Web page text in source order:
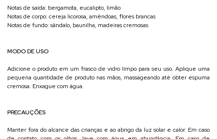
Notas de saída: bergamota, eucalipto, limão
Notas de corpo: cereja licorosa, amêndoas, flores brancas
Notas de fundo: sândalo, baunilha, madeiras cremosas
MODO DE USO
Adicione o produto em um frasco de vidro limpo para seu uso. Aplique uma
pequena quantidade de produto nas mãos, massageando até obter espuma
cremosa. Enxague com água.
PRECAUÇÕES
Manter fora do alcance das crianças e ao abrigo da luz solar e calor. Em caso